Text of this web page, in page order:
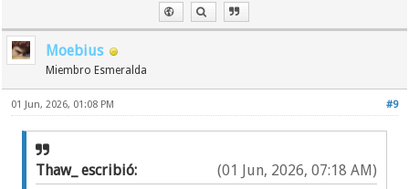
Moebius
Miembro Esmeralda
#9
01 Jun, 2026, 01:08 PM
(01 Jun, 2026, 07:18 AM)
Thaw_ escribió: